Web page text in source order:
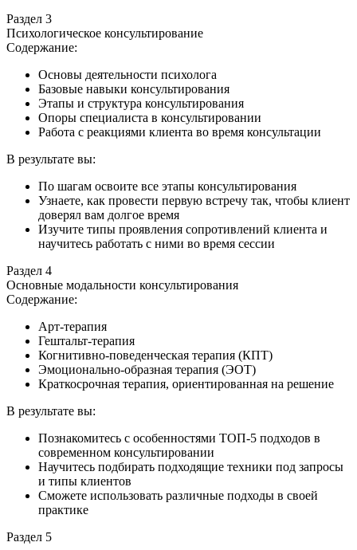
Раздел 3
Психологическое консультирование
Содержание:
Основы деятельности психолога
Базовые навыки консультирования
Этапы и структура консультирования
Опоры специалиста в консультировании
Работа с реакциями клиента во время консультации
В результате вы:
По шагам освоите все этапы консультирования
Узнаете, как провести первую встречу так, чтобы клиент
доверял вам долгое время
Изучите типы проявления сопротивлений клиента и
научитесь работать с ними во время сессии
Раздел 4
Основные модальности консультирования
Содержание:
Арт-терапия
Гештальт-терапия
Когнитивно-поведенческая терапия (КПТ)
Эмоционально-образная терапия (ЭОТ)
Краткосрочная терапия, ориентированная на решение
В результате вы:
Познакомитесь с особенностями ТОП-5 подходов в
современном консультировании
Научитесь подбирать подходящие техники под запросы
и типы клиентов
Сможете использовать различные подходы в своей
практике
Раздел 5